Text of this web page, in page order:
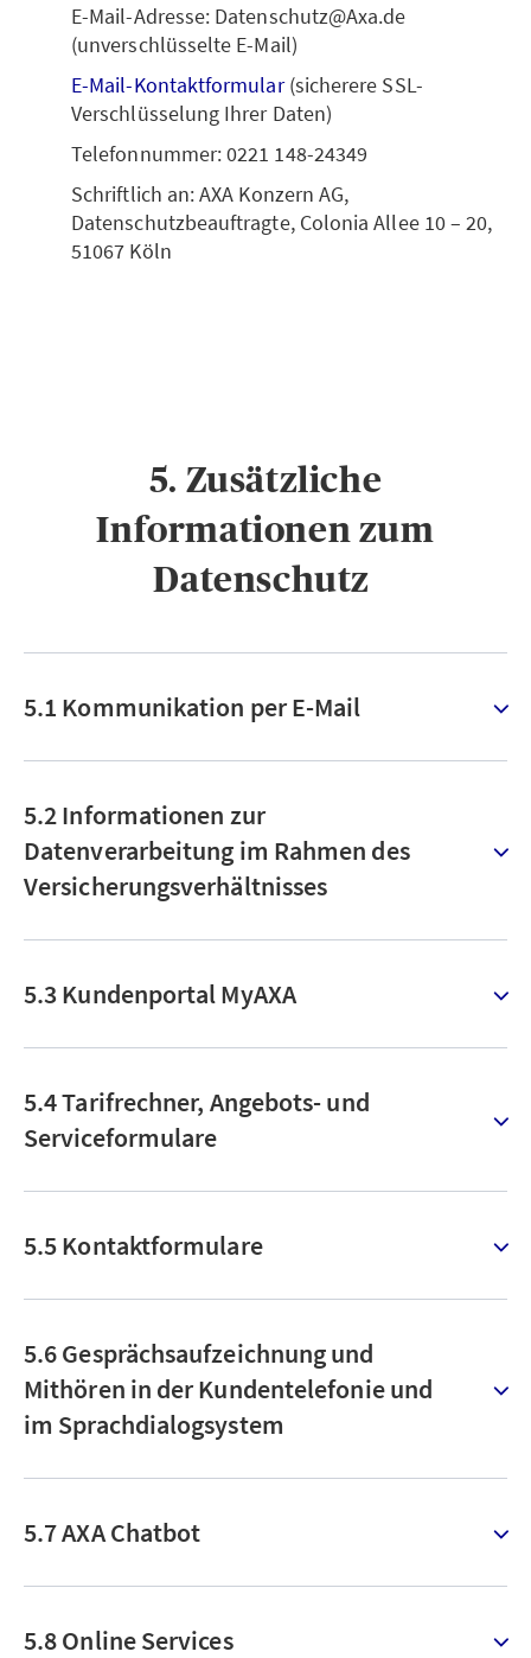
E-Mail-Adresse: Datenschutz@Axa.de
(unverschlüsselte E-Mail)
E-Mail-Kontaktformular(sicherere SSL-
Verschlüsselung Ihrer Daten)
Telefonnummer: 0221 148-24349
Schriftlich an: AXA Konzern AG,
Datenschutzbeauftragte, Colonia Allee 10 – 20,
51067 Köln
5. Zusätzliche
Informationen zum
Datenschutz ​
5.1 Kommunikation per E-Mail
5.2 Informationen zur
Datenverarbeitung im Rahmen des
Versicherungsverhältnisses
5.3 Kundenportal MyAXA
5.4 Tarifrechner, Angebots- und
Serviceformulare
5.5 Kontaktformulare
5.6 Gesprächsaufzeichnung und
Mithören in der Kundentelefonie und
im Sprachdialogsystem
5.7 AXA Chatbot
5.8 Online Services